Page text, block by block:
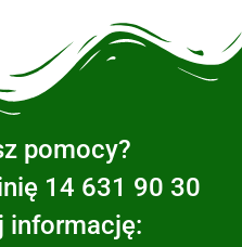
pomocy?
14 631 90 30
informację: